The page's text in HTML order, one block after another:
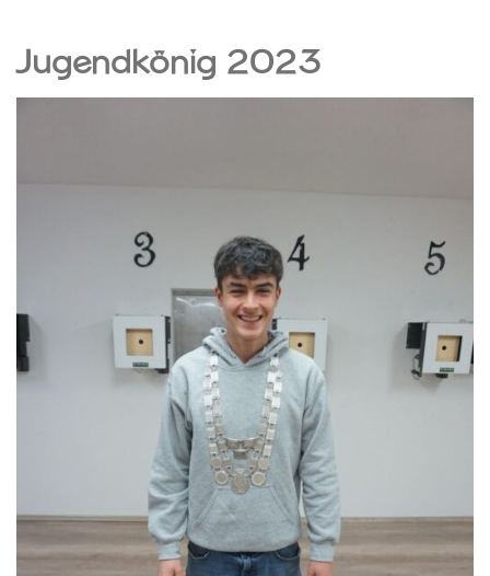
Jugendkönig 2023